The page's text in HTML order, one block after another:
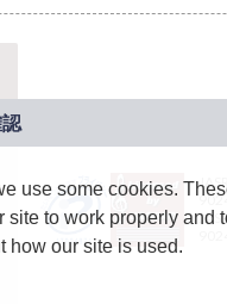
use some cookies.
site to work properly and
how our site is used.